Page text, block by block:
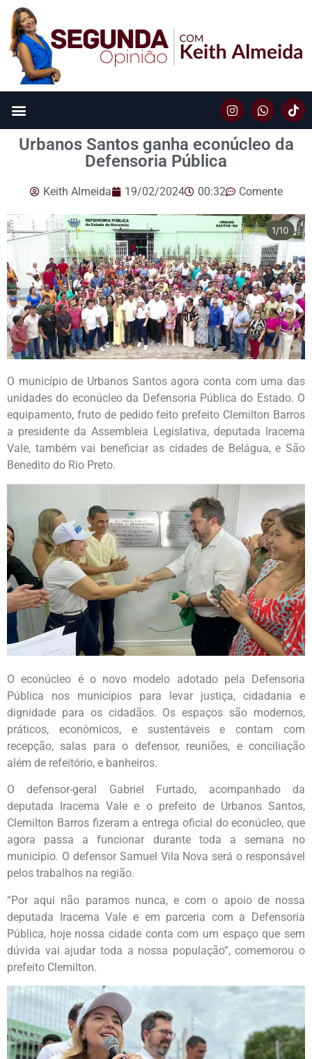
Urbanos Santos ganha econúcleo da
Defensoria Pública
Keith Almeida 19/02/2024 00:32 Comente
O município de Urbanos Santos agora conta com uma das
unidades do econúcleo da Defensoria Pública do Estado. O
equipamento, fruto de pedido feito prefeito Clemilton Barros
a presidente da Assembleia Legislativa, deputada Iracema
Vale, também vai beneficiar as cidades de Belágua, e São
Benedito do Rio Preto.
O econúcleo é o novo modelo adotado pela Defensoria
Pública nos municípios para levar justiça, cidadania e
dignidade para os cidadãos. Os espaços são modernos,
práticos, econômicos, e sustentáveis e contam com
recepção, salas para o defensor, reuniões, e conciliação
além de refeitório, e banheiros.
O defensor-geral Gabriel Furtado, acompanhado da
deputada Iracema Vale e o prefeito de Urbanos Santos,
Clemilton Barros fizeram a entrega oficial do econúcleo, que
agora passa a funcionar durante toda a semana no
municipio. O defensor Samuel Vila Nova será o responsável
pelos trabalhos na região.
“Por aqui não paramos nunca, e com o apoio de nossa
deputada Iracema Vale e em parceria com a Defensoria
Pública, hoje nossa cidade conta com um espaço que sem
dúvida vai ajudar toda a nossa população”, comemorou o
prefeito Clemilton.